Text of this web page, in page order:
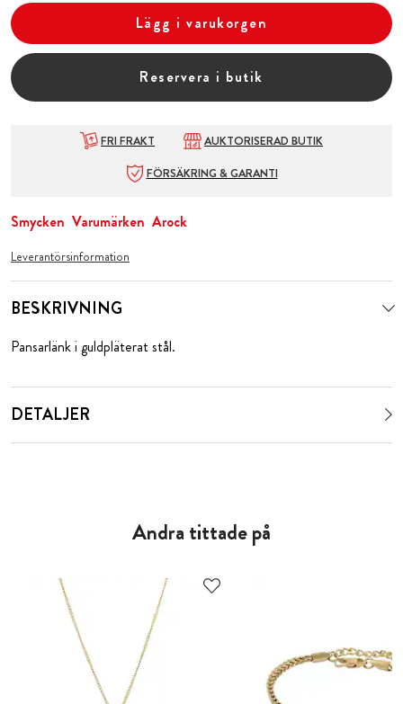
Lägg i varukorgen
Reservera i butik
FRI FRAKT
AUKTORISERAD BUTIK
FÖRSÄKRING & GARANTI
Smycken Varumärken Arock
Leverantörsinformation
BESKRIVNING
Pansarlänk i guldpläterat stål.
DETALJER
Andra tittade på